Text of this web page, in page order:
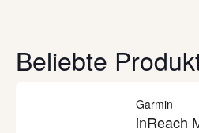
Beliebte
Garmin
inReach